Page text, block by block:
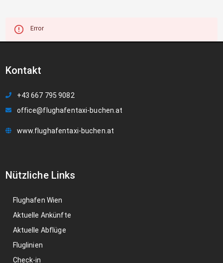
Error
Kontakt
+43 667 795 9082
office@flughafentaxi-buchen.at
www.flughafentaxi-buchen.at
Nützliche Links
Flughafen Wien
Aktuelle Ankünfte
Aktuelle Abflüge
Fluglinien
Check-in